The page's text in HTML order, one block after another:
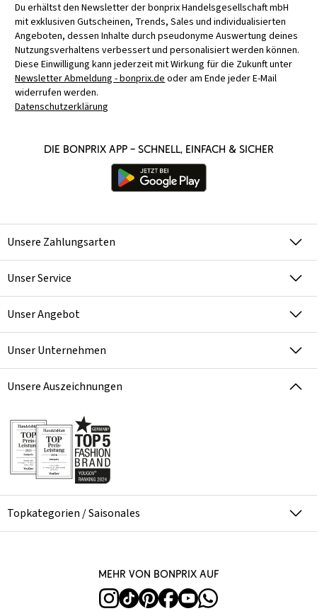
Du erhältst den Newsletter der bonprix Handelsgesellschaft mbH
mit exklusiven Gutscheinen, Trends, Sales und individualisierten
Angeboten, dessen Inhalte durch pseudonyme Auswertung deines
Nutzungsverhaltens verbessert und personalisiert werden können.
Diese Einwilligung kann jederzeit mit Wirkung für die Zukunft unter
Newsletter Abmeldung - bonprix.deoder am Ende jeder E-Mail
widerrufen werden.
Datenschutzerklärung
Die bonprix App – schnell, einfach & sicher
Unsere Zahlungsarten
Unser Service
Unser Angebot
Unser Unternehmen
Unsere Auszeichnungen
Topkategorien / Saisonales
Mehr von bonprix auf